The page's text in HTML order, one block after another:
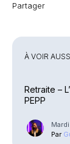
Partager
À VOIR
Retraite –
PEPP
Par